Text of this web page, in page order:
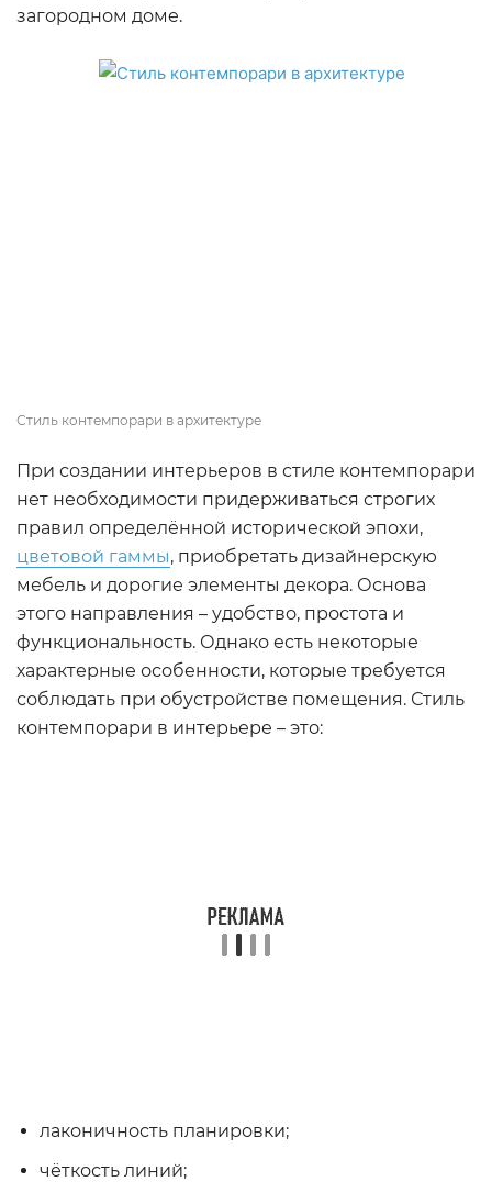
загородном доме.
Стиль контемпорари в архитектуре
При создании интерьеров в стиле контемпорари
нет необходимости придерживаться строгих
правил определённой исторической эпохи,
цветовой гаммы, приобретать дизайнерскую
мебель и дорогие элементы декора. Основа
этого направления – удобство, простота и
функциональность. Однако есть некоторые
характерные особенности, которые требуется
соблюдать при обустройстве помещения. Стиль
контемпорари в интерьере – это:
лаконичность планировки;
чёткость линий;